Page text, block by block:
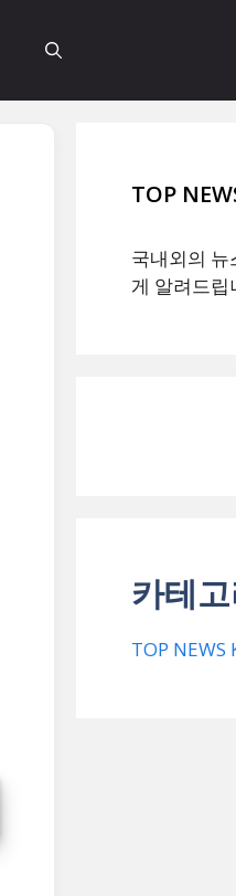
TOP
국내외의
게 알려드립
카테
TOP NEWS